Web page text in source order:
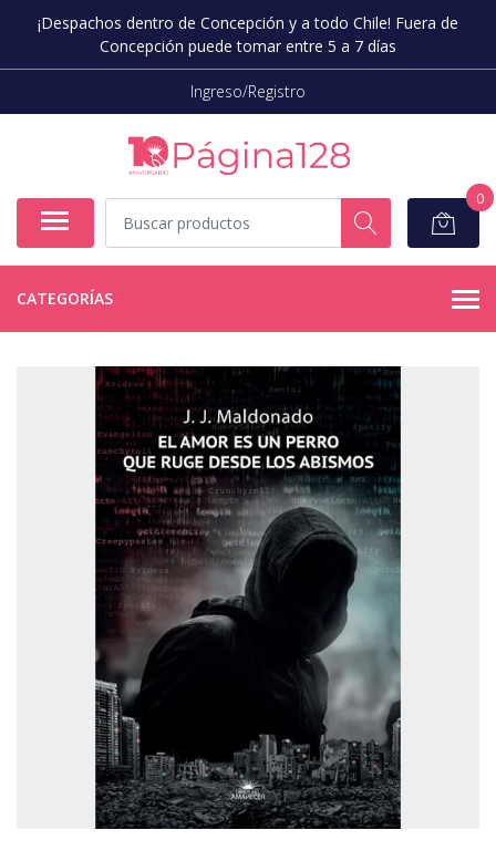
¡Despachos dentro de Concepción y a todo Chile! Fuera de
Concepción puede tomar entre 5 a 7 días
Ingreso/Registro
0
CATEGORÍAS